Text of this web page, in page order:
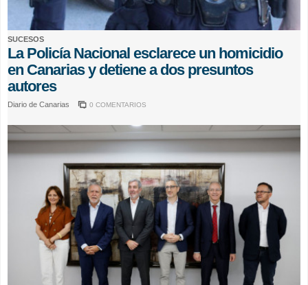
SUCESOS
La Policía Nacional esclarece un homicidio
en Canarias y detiene a dos presuntos
autores
Diario de Canarias 0 COMENTARIOS